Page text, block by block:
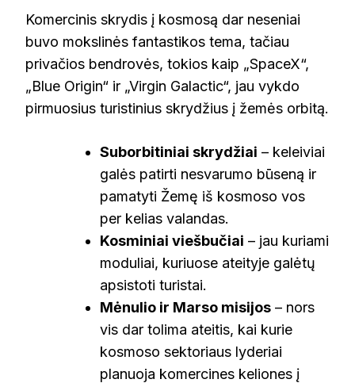
Komercinis skrydis į kosmosą dar neseniai
buvo mokslinės fantastikos tema, tačiau
privačios bendrovės, tokios kaip „SpaceX“,
„Blue Origin“ ir „Virgin Galactic“, jau vykdo
pirmuosius turistinius skrydžius į žemės orbitą.
Suborbitiniai skrydžiai – keleiviai
galės patirti nesvarumo būseną ir
pamatyti Žemę iš kosmoso vos
per kelias valandas.
Kosminiai viešbučiai – jau kuriami
moduliai, kuriuose ateityje galėtų
apsistoti turistai.
Mėnulio ir Marso misijos – nors
vis dar tolima ateitis, kai kurie
kosmoso sektoriaus lyderiai
planuoja komercines keliones į